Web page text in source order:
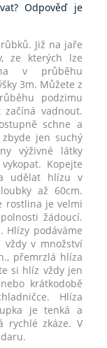
Odpověď je
Již na jaře
ze kterých lze
v průběhu
3m. Můžete z
podzimu
vadnout.
schne a
jen suchý
výživné látky
Kopejte
udělat hlízu v
až 60cm.
rostlina je velmi
žádoucí.
Hlízy podáváme
v množství
přemrzlá hlíza
si hlíz vždy jen
krátkodobě
Hlíza
je tenká a
rychlé zkáze. V